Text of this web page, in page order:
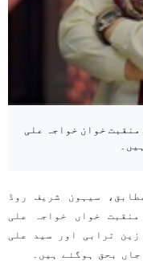
خوان خواجہ علی
سیہون شریف روڈ
خواں خواجہ علی
زین ترابی اور سید علی